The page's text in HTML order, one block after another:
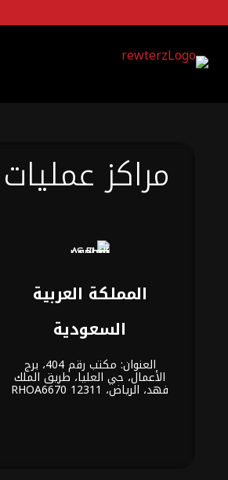
مراكز
المملكة العربية
السعودية
العنوان: مكتب رقم 404، برج
الأعمال، حي العليا، طريق الملك
فهد، الرياض، 12311 RHOA6670